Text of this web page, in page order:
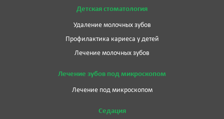
Детская стоматология
Удаление молочных зубов
Профилактика кариеса у детей
Лечение молочных зубов
Лечение зубов под микроскопом
Лечение под микроскопом
Седация